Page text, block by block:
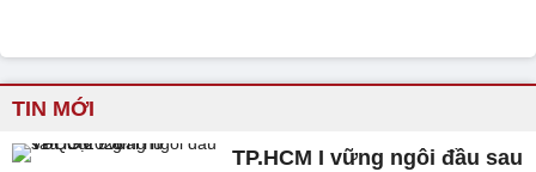
TIN MỚI
TP.HCM I vững ngôi đầu sau